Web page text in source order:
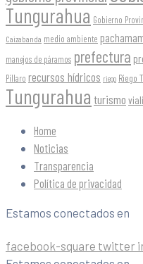
Tungurahua Gobierno
Caizabanda medio ambiente
manejos de páramos prefectura
Píllaro recursos hídricos riego Riego
Tungurahua turismo
Home
Noticias
Transparencia
Política de privacidad
Estamos conectados en
facebook-square twitter